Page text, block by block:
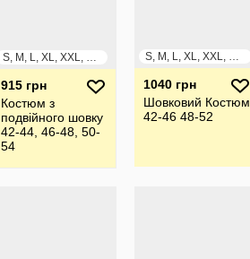
S, M, L, XL, XXL, XXXL
915 грн
Костюм з
подвійного шовку
42-44, 46-48, 50-
54
S, M, L, XL, XXL, XXXL
1040 грн
Шовковий Костюм
42-46 48-52